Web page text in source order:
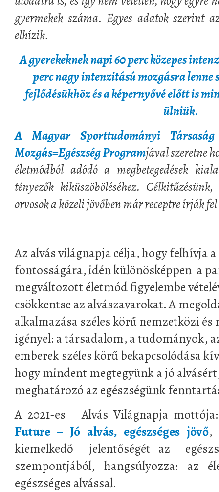
gyermekek száma. Egyes adatok szerint
elhízik.
A gyerekeknek napi 60 perc közepes
perc nagy intenzitású mozgásra lenne
fejlődésükhöz és a képernyővé előtt is
ülniük.
A Magyar Sporttudományi
Mozgás=Egészség Programjával szeretne
életmódból adódó a megbetegedések
tényezők kiküszöböléséhez.
orvosok a közeli jövőben már receptre írják
Az alvás világnapja célja, hogy felhívja
fontosságára, idén különösképpen a
megváltozott életmód figyelembe
csökkentse az alvászavarokat. A
alkalmazása széles körű nemzetközi
igényel: a társadalom, a tudományok,
emberek széles körű bekapcsolódása
hogy mindent megtegyünk a jó
meghatározó az egészségünk
A 2021-es Alvás Világnapja
Future – Jó alvás, egészséges jövő,
kiemelkedő jelentőségét az
szempontjából, hangsúlyozza: az
egészséges alvással.